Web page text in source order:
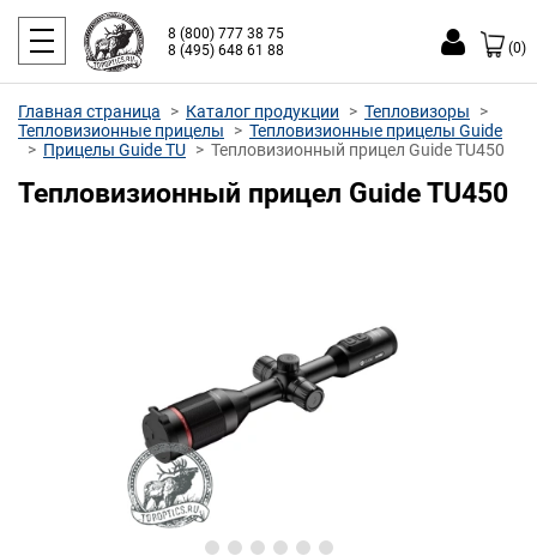
8 (800) 777 38 75
8 (495) 648 61 88
(0)
Главная страница Каталог продукции
Тепловизоры
Тепловизионные прицелы
Тепловизионные прицелы Guide
Прицелы Guide TU
Тепловизионный прицел Guide TU450
Тепловизионный прицел Guide TU450